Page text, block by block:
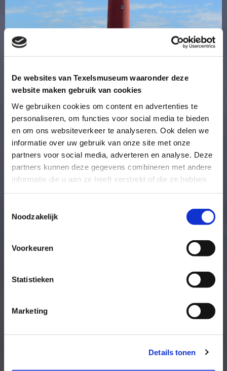
De websites van Texelsmuseum waaronder deze
website maken gebruik van cookies
We gebruiken cookies om content en advertenties te
personaliseren, om functies voor social media te bieden
en om ons websiteverkeer te analyseren. Ook delen we
informatie over uw gebruik van onze site met onze
partners voor social media, adverteren en analyse. Deze
partners kunnen deze gegevens combineren met andere
informatie die u aan ze heeft verstrekt of die ze hebben
Noodzakelijk
Voorkeuren
Statistieken
Marketing
Details tonen
Vuurtoren gesloten tot en met 22
december
6 november 2023
Helaas kun je de toren nu niet beklimmen. Graag
tot ziens als we weer open zijn!
Nu al 55.000ste bezoeker op de